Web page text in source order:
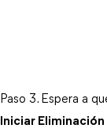
Paso 3.
Iniciar Eliminación